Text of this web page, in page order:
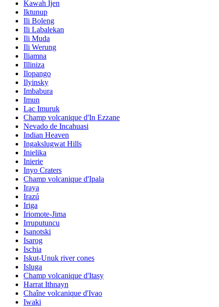
Kawah Ijen
Iktunup
Ili Boleng
Ili Labalekan
Ili Muda
Ili Werung
Iliamna
Illiniza
Ilopango
Ilyinsky
Imbabura
Imun
Lac Imuruk
Champ volcanique d'In Ezzane
Nevado de Incahuasi
Indian Heaven
Ingakslugwat Hills
Inielika
Inierie
Inyo Craters
Champ volcanique d'Ipala
Iraya
Irazú
Iriga
Iriomote-Jima
Irruputuncu
Isanotski
Isarog
Ischia
Iskut-Unuk river cones
Isluga
Champ volcanique d'Itasy
Harrat Ithnayn
Chaîne volcanique d'Ivao
Iwaki